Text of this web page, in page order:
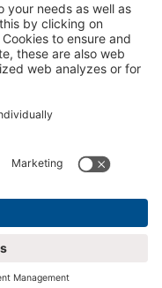
settings
Technologies